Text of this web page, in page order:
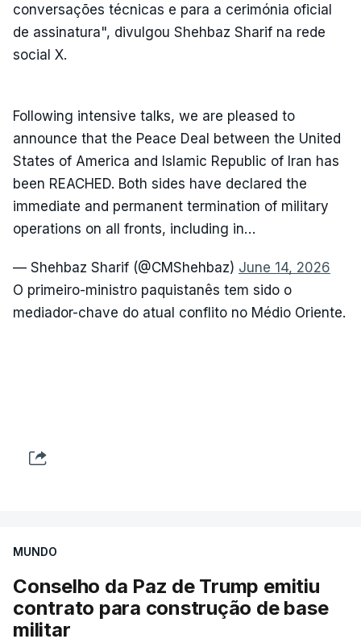
conversações técnicas e para a cerimónia oficial
de assinatura", divulgou Shehbaz Sharif na rede
social X.
Following intensive talks, we are pleased to
announce that the Peace Deal between the United
States of America and Islamic Republic of Iran has
been REACHED. Both sides have declared the
immediate and permanent termination of military
operations on all fronts, including in…
— Shehbaz Sharif (@CMShehbaz) June 14, 2026
O primeiro-ministro paquistanês tem sido o
mediador-chave do atual conflito no Médio Oriente.
MUNDO
Conselho da Paz de Trump emitiu
contrato para construção de base
militar